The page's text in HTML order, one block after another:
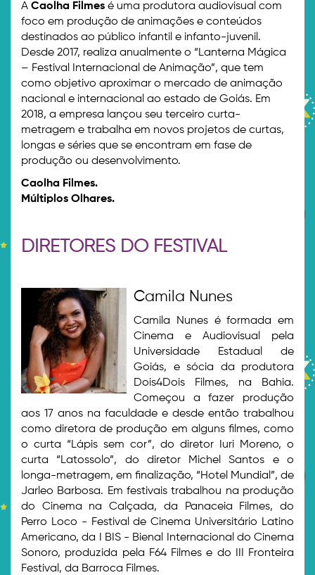
A Caolha Filmes é uma produtora audiovisual com
foco em produção de animações e conteúdos
destinados ao público infantil e infanto-juvenil.
Desde 2017, realiza anualmente o “Lanterna Mágica
– Festival Internacional de Animação”, que tem
como objetivo aproximar o mercado de animação
nacional e internacional ao estado de Goiás. Em
2018, a empresa lançou seu terceiro curta-
metragem e trabalha em novos projetos de curtas,
longas e séries que se encontram em fase de
produção ou desenvolvimento.
Caolha Filmes.
Múltiplos Olhares.
DIRETORES DO FESTIVAL
Camila Nunes
Camila Nunes é formada em
Cinema e Audiovisual pela
Universidade Estadual de
Goiás, e sócia da produtora
Dois4Dois Filmes, na Bahia.
Começou a fazer produção
aos 17 anos na faculdade e desde então trabalhou
como diretora de produção em alguns filmes, como
o curta “Lápis sem cor”, do diretor Iuri Moreno, o
curta “Latossolo”, do diretor Michel Santos e o
longa-metragem, em finalização, “Hotel Mundial”, de
Jarleo Barbosa. Em festivais trabalhou na produção
do Cinema na Calçada, da Panaceia Filmes, do
Perro Loco - Festival de Cinema Universitário Latino
Americano, da I BIS - Bienal Internacional do Cinema
Sonoro, produzida pela F64 Filmes e do III Fronteira
Festival, da Barroca Filmes.